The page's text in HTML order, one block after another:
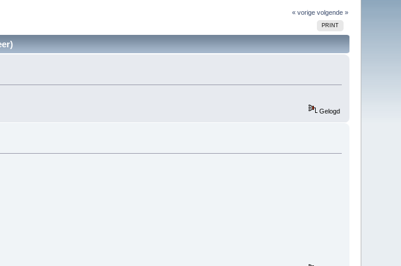
« vorige volgende »
PRINT
Gelogd